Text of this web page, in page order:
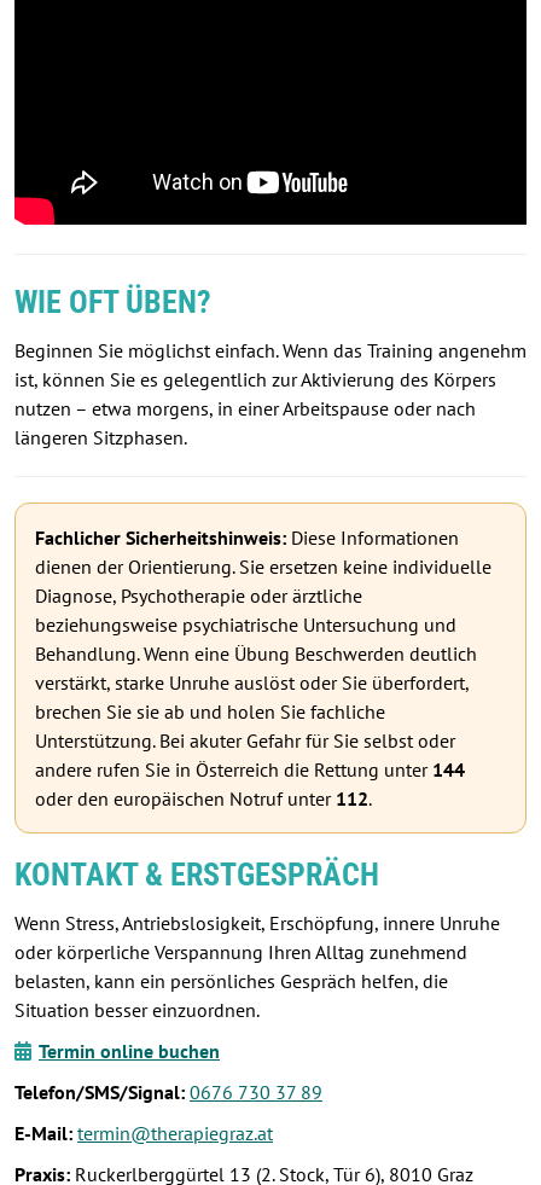
WIE OFT ÜBEN?
Beginnen Sie möglichst einfach. Wenn das Training angenehm
ist, können Sie es gelegentlich zur Aktivierung des Körpers
nutzen – etwa morgens, in einer Arbeitspause oder nach
längeren Sitzphasen.
Fachlicher Sicherheitshinweis: Diese Informationen
dienen der Orientierung. Sie ersetzen keine individuelle
Diagnose, Psychotherapie oder ärztliche
beziehungsweise psychiatrische Untersuchung und
Behandlung. Wenn eine Übung Beschwerden deutlich
verstärkt, starke Unruhe auslöst oder Sie überfordert,
brechen Sie sie ab und holen Sie fachliche
Unterstützung. Bei akuter Gefahr für Sie selbst oder
andere rufen Sie in Österreich die Rettung unter 144
oder den europäischen Notruf unter 112.
KONTAKT & ERSTGESPRÄCH
Wenn Stress, Antriebslosigkeit, Erschöpfung, innere Unruhe
oder körperliche Verspannung Ihren Alltag zunehmend
belasten, kann ein persönliches Gespräch helfen, die
Situation besser einzuordnen.
Termin online buchen
Telefon/SMS/Signal: 0676 730 37 89
E-Mail: termin@therapiegraz.at
Praxis: Ruckerlberggürtel 13 (2. Stock, Tür 6), 8010 Graz